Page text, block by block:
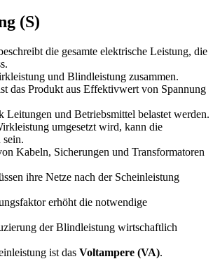
(S)
die gesamte elektrische Leistung, die
und Blindleistung zusammen.
das Produkt aus Effektivwert von Spannung
Leitungen und Betriebsmittel belastet werden.
umgesetzt wird, kann die
sein.
Kabeln, Sicherungen und Transformatoren
ihre Netze nach der Scheinleistung
erhöht die notwendige
der Blindleistung wirtschaftlich
ist das Voltampere (VA).